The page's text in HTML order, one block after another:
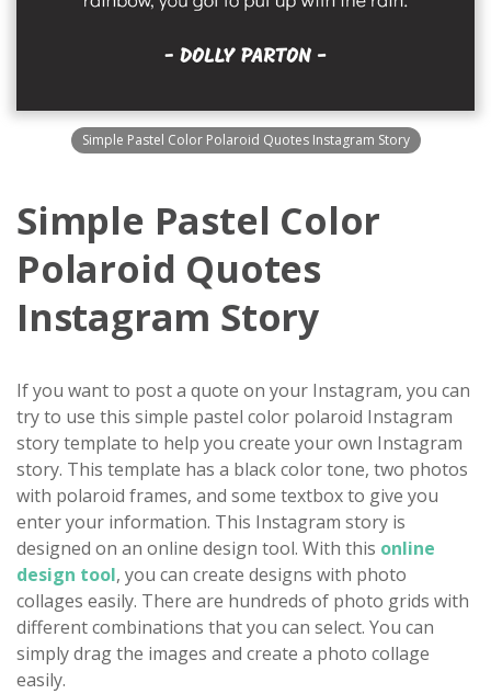
Simple Pastel Color Polaroid Quotes Instagram Story
Simple Pastel Color
Polaroid Quotes
Instagram Story
If you want to post a quote on your Instagram, you can
try to use this simple pastel color polaroid Instagram
story template to help you create your own Instagram
story. This template has a black color tone, two photos
with polaroid frames, and some textbox to give you
enter your information. This Instagram story is
designed on an online design tool. With this online
design tool, you can create designs with photo
collages easily. There are hundreds of photo grids with
different combinations that you can select. You can
simply drag the images and create a photo collage
easily.